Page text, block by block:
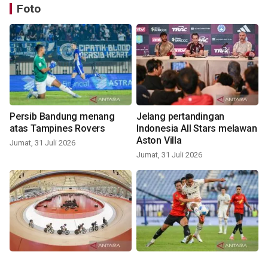
Foto
Persib Bandung menang
atas Tampines Rovers
Jumat, 31 Juli 2026
Jelang pertandingan
Indonesia All Stars melawan
Aston Villa
Jumat, 31 Juli 2026